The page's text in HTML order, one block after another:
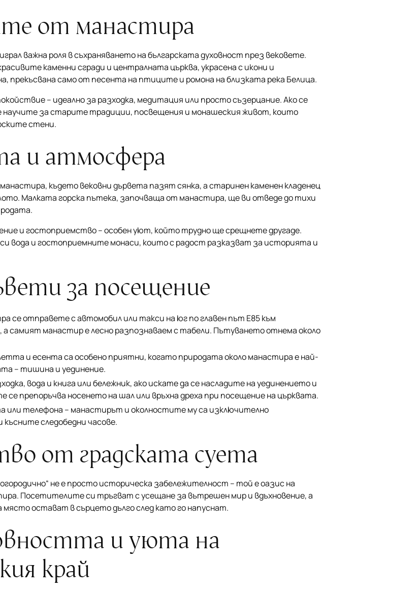
от манастира
важна роля в съхраняването на българската духовност през вековете.
каменни сгради и централната църква, украсена с икони и
прекъсвана само от песента на птиците и ромона на близката река Белица.
– идеално за разходка, медитация или просто съзерцание. Ако се
за старите традиции, посвещения и монашеския живот, които
стени.
и атмосфера
където вековни дървета пазят сянка, а старинен каменен кладенец
Малката горска пътека, започваща от манастира, ще ви отведе до тихи
и гостоприемство – особен уют, който трудно ще срещнете другаде.
вода и гостоприемните монаси, които с радост разказват за историята и
за посещение
се отправете с автомобил или такси на юг по главен път Е85 към
самият манастир е лесно разпознаваем с табели. Пътуването отнема около
и есента са особено приятни, когато природата около манастира е най-
– тишина и уединение.
вода и книга или бележник, ако искате да се насладите на уединението и
препоръчва носенето на шал или връхна дреха при посещение на църквата.
или телефона – манастирът и околностите му са изключително
следобедни часове.
от градската суета
не е просто историческа забележителност – той е оазис на
Посетителите си тръгват с усещане за вътрешен мир и вдъхновение, а
остават в сърцето дълго след като го напуснат.
и уюта на
край